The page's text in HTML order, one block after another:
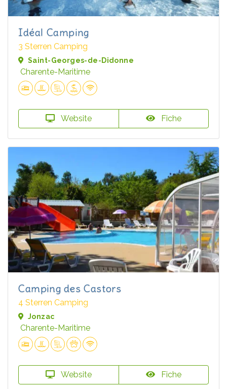
Idéal Camping
3 Sterren Camping
Saint-Georges-de-Didonne
Charente-Maritime
Website Fiche
Camping des Castors
4 Sterren Camping
Jonzac
Charente-Maritime
Website Fiche